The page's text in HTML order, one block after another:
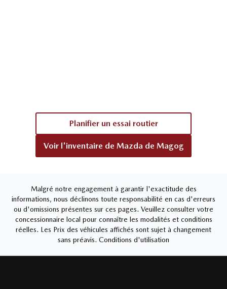
Planifier un essai routier
Voir l'inventaire de Mazda de Magog
Malgré notre engagement à garantir l'exactitude des
informations, nous déclinons toute responsabilité en cas d'erreurs
ou d'omissions présentes sur ces pages. Veuillez consulter votre
concessionnaire local pour connaître les modalités et conditions
réelles. Les Prix des véhicules affichés sont sujet à changement
sans préavis. Conditions d'utilisation